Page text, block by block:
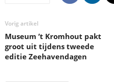
Vorig artikel
Museum ’t Kromhout pakt
groot uit tijdens tweede
editie Zeehavendagen